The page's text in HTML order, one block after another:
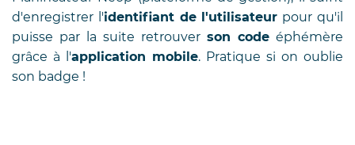
d'enregistrer l'identifiant de l'utilisateur pour qu'il
puisse par la suite retrouver son code éphémère
grâce à l'application mobile. Pratique si on oublie
son badge !